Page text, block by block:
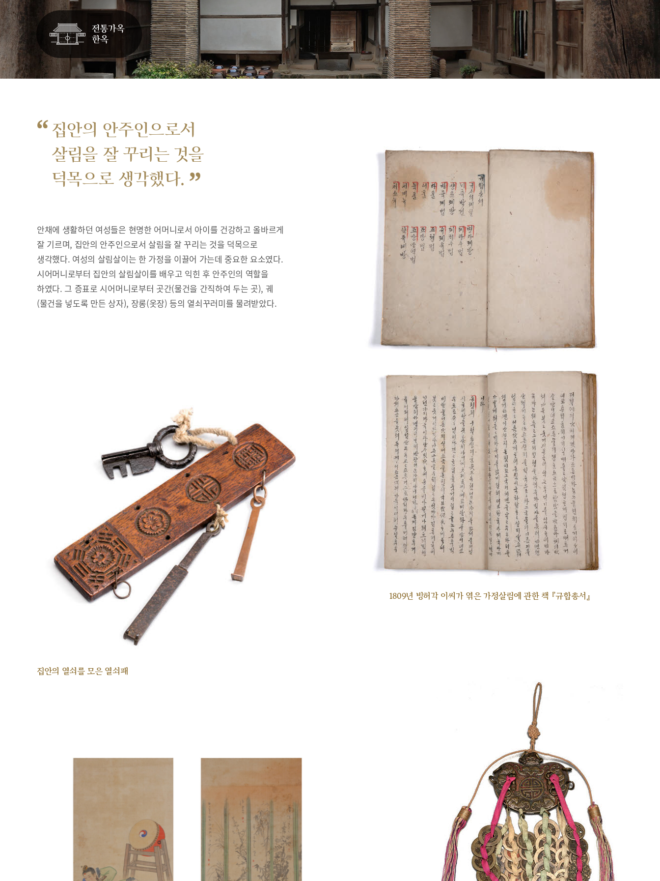
“ 집안의 안주인으로서
살림을 잘 꾸리는 것을
덕목으로 생각했다. ”
안채에 생활하던 여성들은 현명한 어머니로서 아이를 건강하고 올바르게
잘 기르며, 집안의 안주인으로서 살림을 잘 꾸리는 것을 덕목으로
생각했다. 여성의 살림살이는 한 가정을 이끌어 가는데 중요한 요소였다.
시어머니로부터 집안의 살림살이를 배우고 익힌 후 안주인의 역할을
하였다. 그 증표로 시어머니로부터 곳간(물건을 간직하여 두는 곳), 궤
(물건을 넣도록 만든 상자), 장롱(옷장) 등의 열쇠꾸러미를 물려받았다.
1809년 빙허각 이씨가 엮은 가정살림에 관한 책 『규합총서』
집안의 열쇠를 모은 열쇠패